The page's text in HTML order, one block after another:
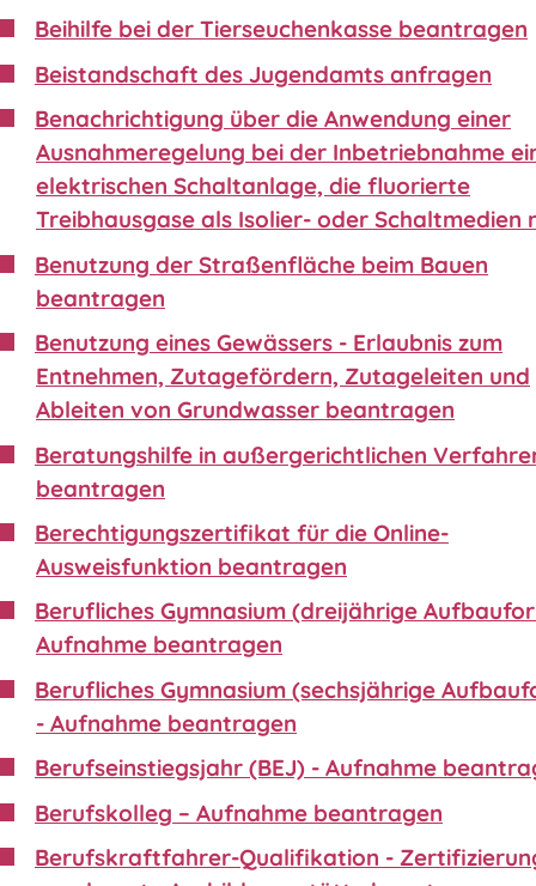
Beihilfe bei der Tierseuchenkasse beantragen
Beistandschaft des Jugendamts anfragen
Benachrichtigung über die Anwendung einer
Ausnahmeregelung bei der Inbetriebnahme
elektrischen Schaltanlage, die fluorierte
Treibhausgase als Isolier- oder Schaltmedien
Benutzung der Straßenfläche beim Bauen
beantragen
Benutzung eines Gewässers - Erlaubnis zum
Entnehmen, Zutagefördern, Zutageleiten und
Ableiten von Grundwasser beantragen
Beratungshilfe in außergerichtlichen
beantragen
Berechtigungszertifikat für die Online-
Ausweisfunktion beantragen
Berufliches Gymnasium (dreijährige
Aufnahme beantragen
Berufliches Gymnasium (sechsjährige
- Aufnahme beantragen
Berufseinstiegsjahr (BEJ) - Aufnahme
Berufskolleg – Aufnahme beantragen
Berufskraftfahrer-Qualifikation -